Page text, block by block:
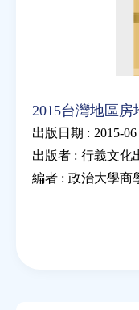
2015台灣地區房
出版日期 : 2015-06
出版者 : 行義文化
編者 : 政治大學商